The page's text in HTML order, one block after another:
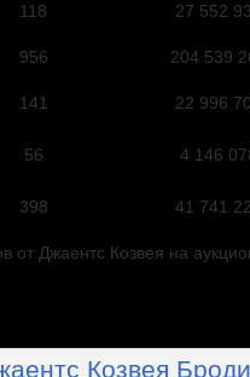
118 27 552
956 204 539
141 22 996
56 4 146
398 41 741
от Джаентс Козвея на